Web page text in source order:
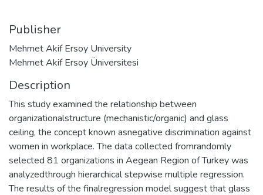
Publisher
Mehmet Akif Ersoy University
Mehmet Akif Ersoy Üniversitesi
Description
This study examined the relationship between
organizationalstructure (mechanistic/organic) and glass
ceiling, the concept known asnegative discrimination against
women in workplace. The data collected fromrandomly
selected 81 organizations in Aegean Region of Turkey was
analyzedthrough hierarchical stepwise multiple regression.
The results of the finalregression model suggest that glass